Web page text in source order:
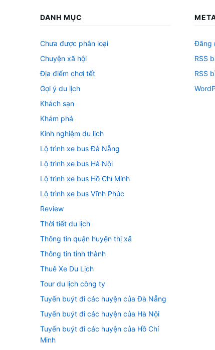
DANH MỤC
Chưa được phân loại
Chuyện xã hội
Địa điểm chơi tết
Gợi ý du lịch
Khách sạn
Khám phá
Kinh nghiệm du lịch
Lộ trình xe bus Đà Nẵng
Lộ trình xe bus Hà Nội
Lộ trình xe bus Hồ Chí Minh
Lộ trình xe bus Vĩnh Phúc
Review
Thời tiết du lịch
Thông tin quận huyện thị xã
Thông tin tỉnh thành
Thuê Xe Du Lịch
Tour du lịch công ty
Tuyến buýt đi các huyện của Đà Nẵng
Tuyến buýt đi các huyện của Hà Nội
Tuyến buýt đi các huyện của Hồ Chí
Minh
Đăng
RSS
RSS